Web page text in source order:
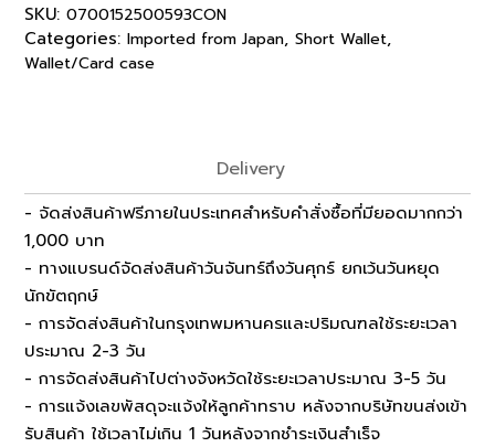
SKU: 0700152500593CON
Categories: Imported from Japan, Short Wallet,
Wallet/Card case
Delivery
- จัดส่งสินค้าฟรีภายในประเทศสำหรับคำสั่งซื้อที่มียอดมากกว่า
1,000 บาท
- ทางแบรนด์จัดส่งสินค้าวันจันทร์ถึงวันศุกร์ ยกเว้นวันหยุด
นักขัตฤกษ์
- การจัดส่งสินค้าในกรุงเทพมหานครและปริมณฑลใช้ระยะเวลา
ประมาณ 2-3 วัน
- การจัดส่งสินค้าไปต่างจังหวัดใช้ระยะเวลาประมาณ 3-5 วัน
- การแจ้งเลขพัสดุจะแจ้งให้ลูกค้าทราบ หลังจากบริษัทขนส่งเข้า
รับสินค้า ใช้เวลาไม่เกิน 1 วันหลังจากชำระเงินสำเร็จ